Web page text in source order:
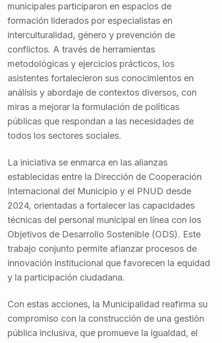
municipales participaron en espacios de
formación liderados por especialistas en
interculturalidad, género y prevención de
conflictos. A través de herramientas
metodológicas y ejercicios prácticos, los
asistentes fortalecieron sus conocimientos en
análisis y abordaje de contextos diversos, con
miras a mejorar la formulación de políticas
públicas que respondan a las necesidades de
todos los sectores sociales.
La iniciativa se enmarca en las alianzas
establecidas entre la Dirección de Cooperación
Internacional del Municipio y el PNUD desde
2024, orientadas a fortalecer las capacidades
técnicas del personal municipal en línea con los
Objetivos de Desarrollo Sostenible (ODS). Este
trabajo conjunto permite afianzar procesos de
innovación institucional que favorecen la equidad
y la participación ciudadana.
Con estas acciones, la Municipalidad reafirma su
compromiso con la construcción de una gestión
pública inclusiva, que promueve la igualdad, el